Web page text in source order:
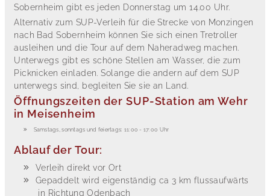
Sobernheim gibt es jeden Donnerstag um 14.00 Uhr.
Alternativ zum SUP-Verleih für die Strecke von Monzingen
nach Bad Sobernheim können Sie sich einen Tretroller
ausleihen und die Tour auf dem Naheradweg machen.
Unterwegs gibt es schöne Stellen am Wasser, die zum
Picknicken einladen. Solange die andern auf dem SUP
unterwegs sind, begleiten Sie sie an Land.
Öffnungszeiten der SUP-Station am Wehr
in Meisenheim
Samstags, sonntags und feiertags: 11:00 - 17:00 Uhr
Ablauf der Tour:
Verleih direkt vor Ort
Gepaddelt wird eigenständig ca 3 km flussaufwärts
in Richtung Odenbach